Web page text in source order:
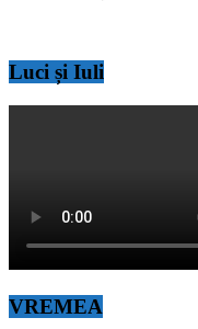
Luci și Iuli
VREMEA